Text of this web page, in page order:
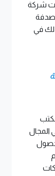
شركة
في
المجال